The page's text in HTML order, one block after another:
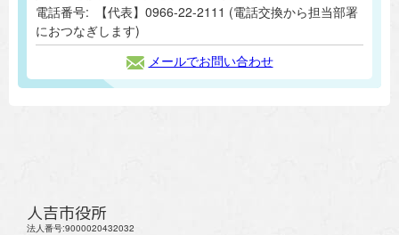
電話番号:
【代表】0966-22-2111 (電話交換から担当部署
におつなぎします)
メールでお問い合わせ
人吉市役所
法人番号:9000020432032